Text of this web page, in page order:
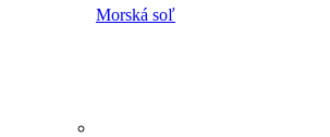
Morská soľ